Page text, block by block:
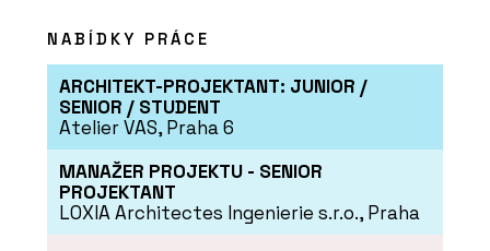
NABÍDKY PRÁCE
ARCHITEKT-PROJEKTANT: JUNIOR /
SENIOR / STUDENT
Atelier VAS, Praha 6
MANAŽER PROJEKTU - SENIOR
PROJEKTANT
LOXIA Architectes Ingenierie s.r.o., Praha